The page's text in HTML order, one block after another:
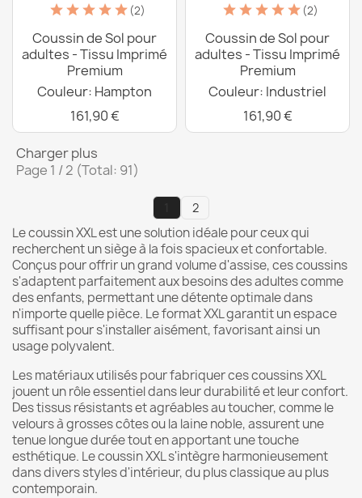
(2)
Coussin de Sol pour
adultes - Tissu Imprimé
Premium
Couleur: Hampton
161,90 €
(2)
Coussin de Sol pour
adultes - Tissu Imprimé
Premium
Couleur: Industriel
161,90 €
Charger plus
Page 1 / 2 (Total: 91)
2
Le coussin XXL est une solution idéale pour ceux qui
recherchent un siège à la fois spacieux et confortable.
Conçus pour offrir un grand volume d'assise, ces coussins
s'adaptent parfaitement aux besoins des adultes comme
des enfants, permettant une détente optimale dans
n'importe quelle pièce. Le format XXL garantit un espace
suffisant pour s'installer aisément, favorisant ainsi un
usage polyvalent.
Les matériaux utilisés pour fabriquer ces coussins XXL
jouent un rôle essentiel dans leur durabilité et leur confort.
Des tissus résistants et agréables au toucher, comme le
velours à grosses côtes ou la laine noble, assurent une
tenue longue durée tout en apportant une touche
esthétique. Le coussin XXL s'intègre harmonieusement
dans divers styles d'intérieur, du plus classique au plus
contemporain.